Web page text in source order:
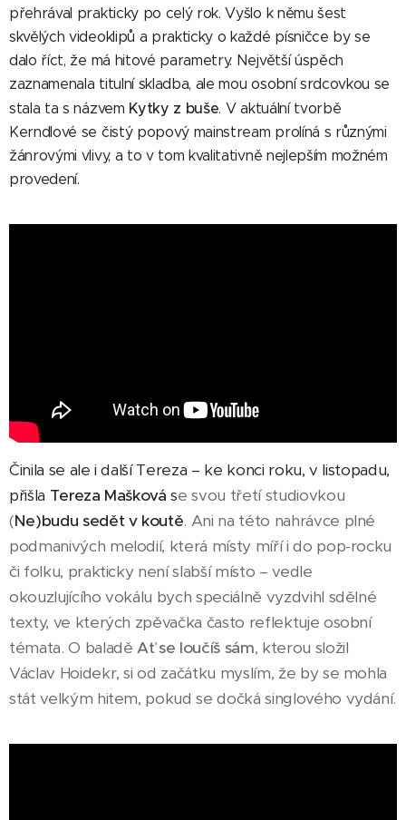
přehrával prakticky po celý rok. Vyšlo k němu šest
skvělých videoklipů a prakticky o každé písničce by se
dalo říct, že má hitové parametry. Největší úspěch
zaznamenala titulní skladba, ale mou osobní srdcovkou se
stala ta s názvem Kytky z buše. V aktuální tvorbě
Kerndlové se čistý popový mainstream prolíná s různými
žánrovými vlivy, a to v tom kvalitativně nejlepším možném
provedení.
Činila se ale i další Tereza – ke konci roku, v listopadu,
přišla Tereza Mašková se svou třetí studiovkou
(Ne)budu sedět v koutě. Ani na této nahrávce plné
podmanivých melodií, která místy míří i do pop-rocku
či folku, prakticky není slabší místo – vedle
okouzlujícího vokálu bych speciálně vyzdvihl sdělné
texty, ve kterých zpěvačka často reflektuje osobní
témata. O baladěAť se loučíš sám, kterou složil
Václav Hoidekr, si od začátku myslím, že by se mohla
stát velkým hitem, pokud se dočká singlového vydání.